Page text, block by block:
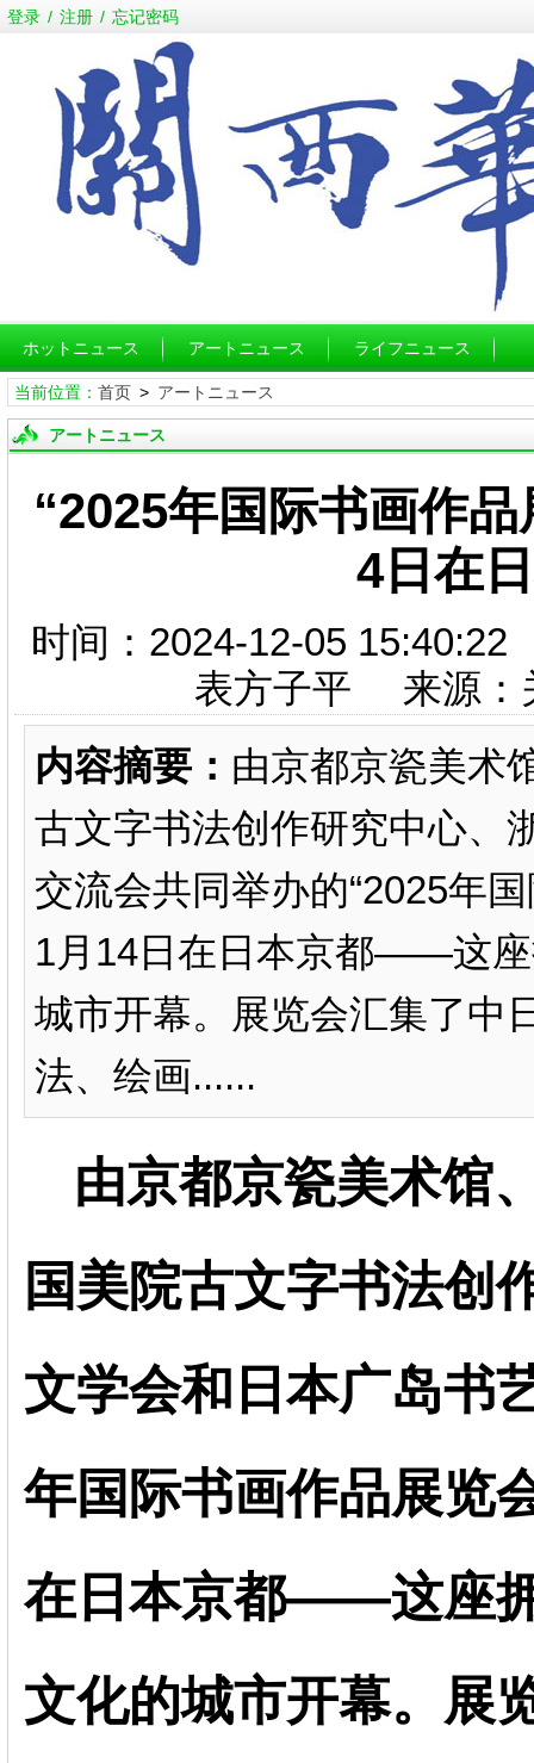
登录 / 注册 / 忘记密码
ホットニュース アートニュース ライフニュース
当前位置： 首页> アートニュース
アートニュース
“2025年国际书画作
4日在
时间：2024-12-05
表方子平 来源：
内容摘要： 由京都京瓷美术
古文字书法创作研究中心、
交流会共同举办的“2025年
1月14日在日本京都——这座
城市开幕。展览会汇集了中
法、绘画......
由京都京瓷美术馆
国美院古文字书法创
文学会和日本广岛书
年国际书画作品展览
在日本京都——这座
文化的城市开幕。展